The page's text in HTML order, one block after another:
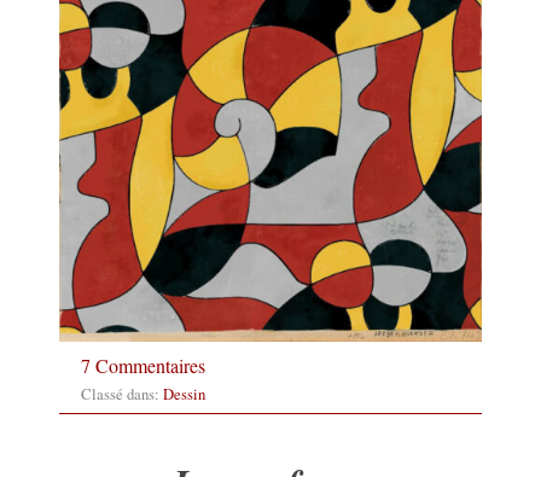
7 Commentaires
Classé dans: Dessin